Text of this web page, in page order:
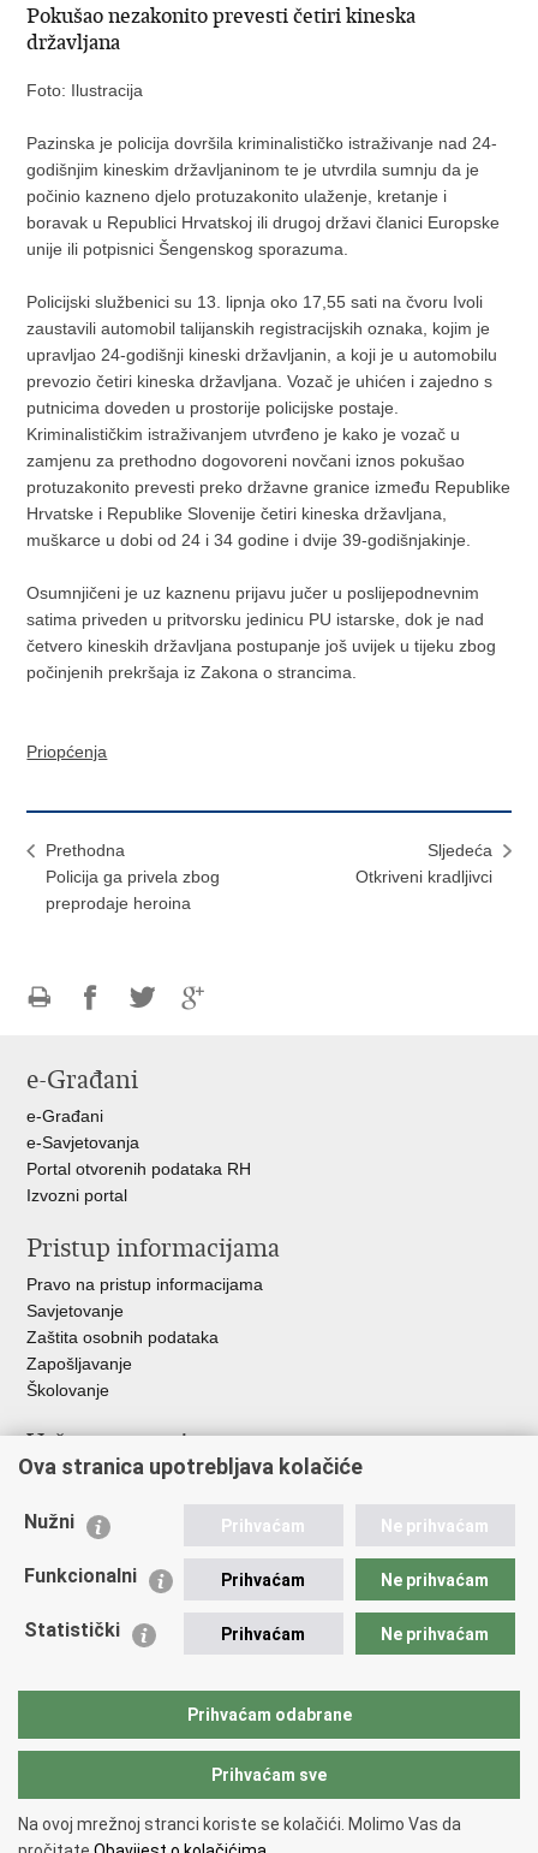
Pokušao nezakonito prevesti četiri kineska
državljana
Foto: Ilustracija
Pazinska je policija dovršila kriminalističko istraživanje nad 24-
godišnjim kineskim državljaninom te je utvrdila sumnju da je
počinio kazneno djelo protuzakonito ulaženje, kretanje i
boravak u Republici Hrvatskoj ili drugoj državi članici Europske
unije ili potpisnici Šengenskog sporazuma.
Policijski službenici su 13. lipnja oko 17,55 sati na čvoru Ivoli
zaustavili automobil talijanskih registracijskih oznaka, kojim je
upravljao 24-godišnji kineski državljanin, a koji je u automobilu
prevozio četiri kineska državljana. Vozač je uhićen i zajedno s
putnicima doveden u prostorije policijske postaje.
Kriminalističkim istraživanjem utvrđeno je kako je vozač u
zamjenu za prethodno dogovoreni novčani iznos pokušao
protuzakonito prevesti preko državne granice između Republike
Hrvatske i Republike Slovenije četiri kineska državljana,
muškarce u dobi od 24 i 34 godine i dvije 39-godišnjakinje.
Osumnjičeni je uz kaznenu prijavu jučer u poslijepodnevnim
satima priveden u pritvorsku jedinicu PU istarske, dok je nad
četvero kineskih državljana postupanje još uvijek u tijeku zbog
počinjenih prekršaja iz Zakona o strancima.
Priopćenja
Prethodna
Policija ga privela zbog
preprodaje heroina
Sljedeća
Otkriveni kradljivci
FacebookuTwitteru
e-Građani
e-Građani
e-Savjetovanja
Portal otvorenih podataka RH
Izvozni portal
Pristup informacijama
Pravo na pristup informacijama
Savjetovanje
Zaštita osobnih podataka
Zapošljavanje
Školovanje
Važne poveznice
Ministarstvo unutarnjih poslova
Udruge
Policijska akademija
Zaklada policijske solidarnosti
Vučetić"
Copyright © 2026 Policijska uprava istarska.
Ova stranica upotrebljava kolačiće
Nužni Prihvaćam Ne prihvaćam
Funkcionalni Prihvaćam Ne prihvaćam
Statistički Prihvaćam Ne prihvaćam
Prihvaćam odabrane
Prihvaćam sve
Na ovoj mrežnoj stranci koriste se kolačići. Molimo Vas da